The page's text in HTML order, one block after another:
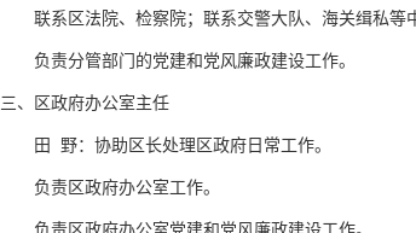
联系区法院、检察院；联系交警大队、海关缉私等
负责分管部门的党建和党风廉政建设工作。
三、区政府办公室主任
田 野：协助区长处理区政府日常工作。
负责区政府办公室工作。